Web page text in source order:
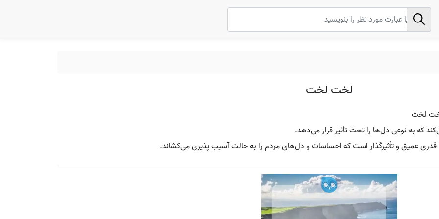
لخت لخت
لخت
که به نوعی دل‌ها را تحت تأثیر قرار می‌دهد.
عمیق و تأثیرگذار است که احساسات و دل‌های مردم را به حالت آسیب‌ پذیری می‌کشاند.